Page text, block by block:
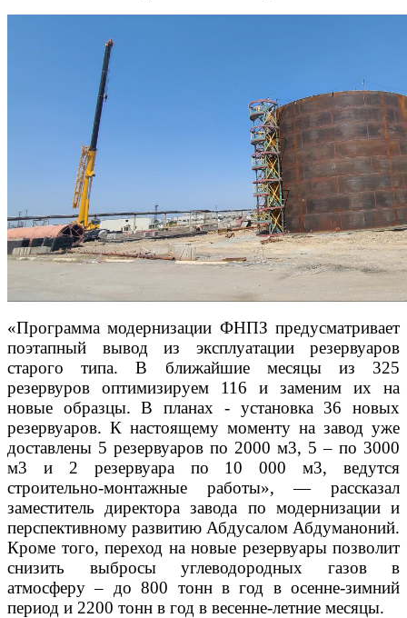
«Программа модернизации ФНПЗ предусматривает
поэтапный вывод из эксплуатации резервуаров
старого типа. В ближайшие месяцы из 325
резервуров оптимизируем 116 и заменим их на
новые образцы. В планах - установка 36 новых
резервуаров. К настоящему моменту на завод уже
доставлены 5 резервуаров по 2000 м3, 5 – по 3000
м3 и 2 резервуара по 10 000 м3, ведутся
строительно-монтажные работы», — рассказал
заместитель директора завода по модернизации и
перспективному развитию Абдусалом Абдуманоний.
Кроме того, переход на новые резервуары позволит
снизить выбросы углеводородных газов в
атмосферу – до 800 тонн в год в осенне-зимний
период и 2200 тонн в год в весенне-летние месяцы.